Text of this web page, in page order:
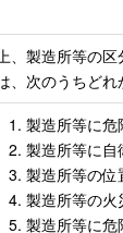
、製造所等の
、次のうちどれ
1. 製造所等に危
2. 製造所等に自
3. 製造所等の位
4. 製造所等の火
5. 製造所等に危